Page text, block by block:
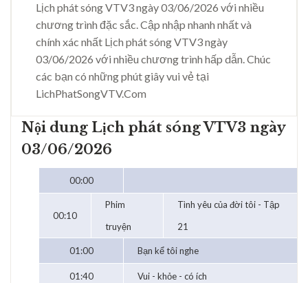
Lịch phát sóng VTV3 ngày 03/06/2026 với nhiều
chương trình đặc sắc. Cập nhập nhanh nhất và
chính xác nhất Lịch phát sóng VTV3 ngày
03/06/2026 với nhiều chương trình hấp dẫn. Chúc
các bạn có những phút giây vui vẻ tại
LichPhatSongVTV.Com
Nội dung Lịch phát sóng VTV3 ngày
03/06/2026
00:00
00:10
Phim
truyện
Tình yêu của đời tôi - Tập
21
01:00 Bạn kể tôi nghe
01:40 Vui - khỏe - có ích